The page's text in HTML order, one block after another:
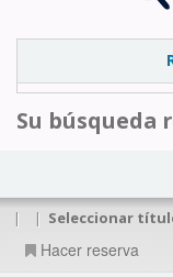
Su búsqueda
| | Seleccionar
Hacer reserva